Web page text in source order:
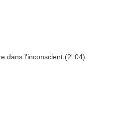
dans l'inconscient (2' 04)